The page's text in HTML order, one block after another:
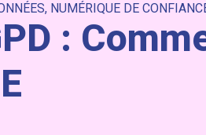
, NUMÉRIQUE DE
: